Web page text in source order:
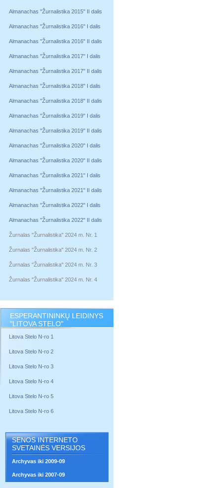
Almanachas "Žurnalistika 2015" II dalis
Almanachas "Žurnalistika 2016" I dalis
Almanachas "Žurnalistika 2016" II dalis
Almanachas "Žurnalistika 2017" I dalis
Almanachas "Žurnalistika 2017" II dalis
Almanachas "Žurnalistika 2018" I dalis
Almanachas "Žurnalistika 2018" II dalis
Almanachas "Žurnalistika 2019" I dalis
Almanachas "Žurnalistika 2019" II dalis
Almanachas "Žurnalistika 2020" I dalis
Almanachas "Žurnalistika 2020" II dalis
Almanachas "Žurnalistika 2021" I dalis
Almanachas "Žurnalistika 2021" II dalis
Almanachas "Žurnalistika 2022" I dalis
Almanachas "Žurnalistika 2022" II dalis
Žurnalas "Žurnalistika" 2024 m. Nr. 1
Žurnalas "Žurnalistika" 2024 m. Nr. 2
Žurnalas "Žurnalistika" 2024 m. Nr. 3
Žurnalas "Žurnalistika" 2024 m. Nr. 4
ESPERANTININKŲ LEIDINYS
"LITOVA STELO"
Litova Stelo N-ro 1
Litova Stelo N-ro 2
Litova Stelo N-ro 3
Litova Stelo N-ro 4
Litova Stelo N-ro 5
Litova Stelo N-ro 6
SENOS INTERNETO
SVETAINĖS VERSIJOS
Archyvas iki 2009-09
Archyvas iki 2007-09